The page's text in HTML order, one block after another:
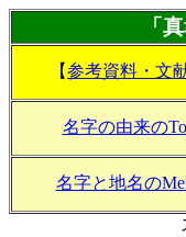
「
【参考資料・文
名字の由来の
名字と地名の